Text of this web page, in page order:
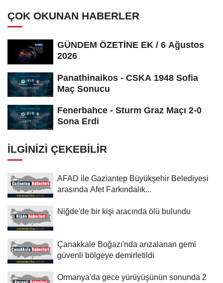
ÇOK OKUNAN HABERLER
GÜNDEM ÖZETİNE EK / 6 Ağustos
2026
Panathinaikos - CSKA 1948 Sofia
Maç Sonucu
Fenerbahce - Sturm Graz Maçı 2-0
Sona Erdi
İLGINIZI ÇEKEBILIR
AFAD ile Gaziantep Büyükşehir Belediyesi
arasında Afet Farkındalık...
Niğde'de bir kişi aracında ölü bulundu
Çanakkale Boğazı'nda arızalanan gemi
güvenli bölgeye demirletildi
Ormanya'da gece yürüyüşünün sonunda 2